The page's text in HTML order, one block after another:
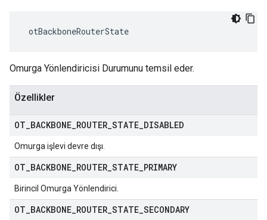
otBackboneRouterState
Omurga Yönlendiricisi Durumunu temsil eder.
Özellikler
OT BACKBONE ROUTER STATE DISABLED
Omurga işlevi devre dışı.
OT BACKBONE ROUTER STATE PRIMARY
Birincil Omurga Yönlendirici.
OT BACKBONE ROUTER STATE SECONDARY